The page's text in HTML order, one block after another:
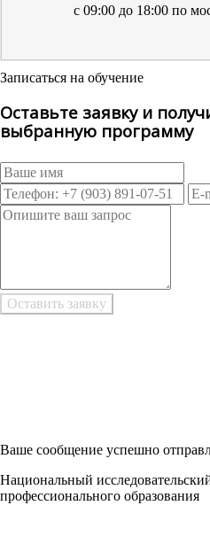
с 09:00 до 18:00 по
Записаться на обучение
Оставьте заявку и
выбранную программу
Ваше сообщение успешно
Национальный
профессионального образования